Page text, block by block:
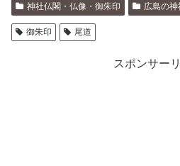
神社仏閣・仏像・御朱印 広島の
御朱印 尾道
スポンサー